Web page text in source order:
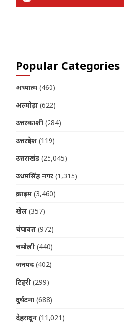
Popular Categories
अध्यात्म (460)
अल्मोड़ा (622)
उत्तरकाशी (284)
उत्तरप्रदेश (119)
उत्तराखंड (25,045)
उधमसिंह नगर (1,315)
क्राइम (3,460)
खेल (357)
चंपावत (972)
चमोली (440)
जनपद (402)
टिहरी (299)
दुर्घटना (688)
देहरादून (11,021)